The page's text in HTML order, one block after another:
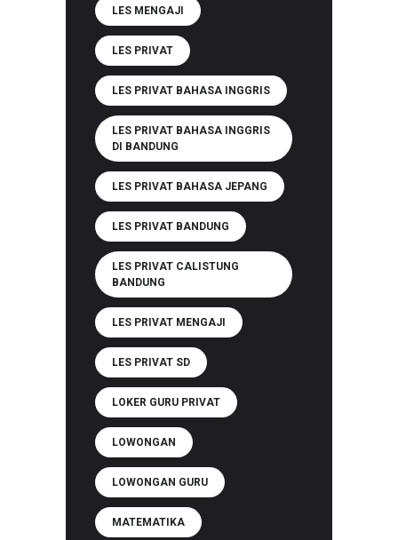
LES MENGAJI
LES PRIVAT
LES PRIVAT BAHASA INGGRIS
LES PRIVAT BAHASA INGGRIS
DI BANDUNG
LES PRIVAT BAHASA JEPANG
LES PRIVAT BANDUNG
LES PRIVAT CALISTUNG
BANDUNG
LES PRIVAT MENGAJI
LES PRIVAT SD
LOKER GURU PRIVAT
LOWONGAN
LOWONGAN GURU
MATEMATIKA